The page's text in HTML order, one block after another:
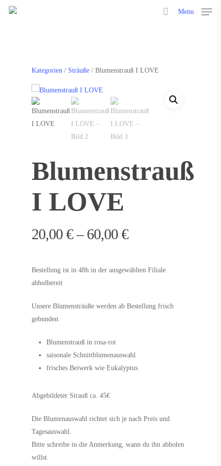
Menu
Kategorien / Sträuße / Blumenstrauß I LOVE
Blumenstrauß
I LOVE
20,00 €–60,00 €
Bestellung ist in 48h in der ausgewählten Filiale
abholbereit
Unsere Blumensträuße werden ab Bestellung frisch
gebunden.
Blumenstrauß in rosa-rot
saisonale Schnittblumenauswahl
frisches Beiwerk wie Eukalyptus
Abgebildeter Strauß ca. 45€
Die Blumenauswahl richtet sich je nach Preis und
Tagesauswahl.
Bitte schreibe in die Anmerkung, wann du ihn abholen
willst.